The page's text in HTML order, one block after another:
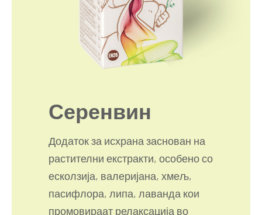
Серенвин
Додаток за исхрана заснован на
растителни екстракти, особено со
есколзија, валеријана, хмељ,
пасифлора, липа, лаванда кои
промовираат релаксација во